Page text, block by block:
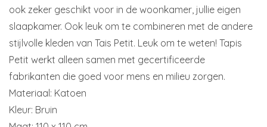
ook zeker geschikt voor in de woonkamer, jullie eigen
slaapkamer. Ook leuk om te combineren met de andere
stijlvolle kleden van Tais Petit. Leuk om te weten! Tapis
Petit werkt alleen samen met gecertificeerde
fabrikanten die goed voor mens en milieu zorgen.
Materiaal: Katoen
Kleur: Bruin